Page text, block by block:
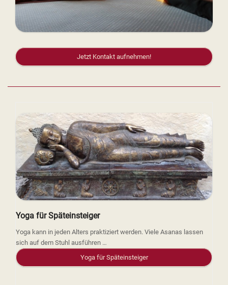
Jetzt Kontakt aufnehmen!
Yoga für Späteinsteiger
Yoga kann in jeden Alters praktiziert werden. Viele Asanas lassen
sich auf dem Stuhl ausführen …
Yoga für Späteinsteiger